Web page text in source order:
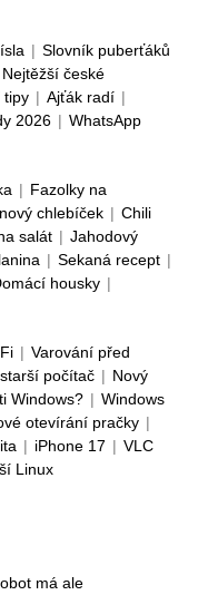
| Slovník puberťáků
Nejtěžší české
tipy | Ajťák radí |
2026 | WhatsApp
| Fazolky na
chlebíček | Chili
salát | Jahodový
| Sekaná recept |
housky |
| Varování před
počítač | Nový
Windows? | Windows
otevírání pračky |
| iPhone 17 | VLC
Linux
má ale